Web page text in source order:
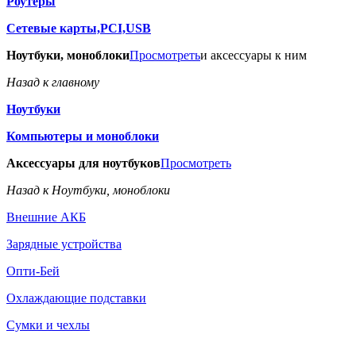
Сетевые карты,PCI,USB
Ноутбуки, моноблокиПросмотретьи аксессуары к ним
Назад к главному
Ноутбуки
Компьютеры и моноблоки
Аксессуары для ноутбуковПросмотреть
Назад к Ноутбуки, моноблоки
Внешние АКБ
Зарядные устройства
Опти-Бей
Охлаждающие подставки
Сумки и чехлы